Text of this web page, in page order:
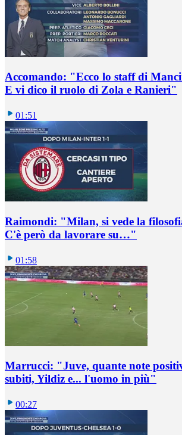
Accomando: "Ecco lo staff di
E vi dico il ruolo di Zola e Ranieri"
01:51
Raimondi: "Milan, si vede la
C'è però da lavorare su…"
01:58
Marrucci: "Juve, quante note
subiti, Yildiz e... l'uomo in più"
00:27